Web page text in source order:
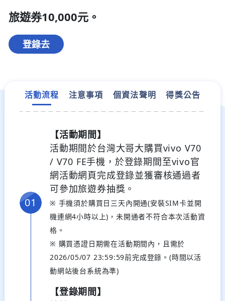
旅遊券10,000元。
登錄去
活動流程 注意事項 個資法聲明 得獎公告
【活動期間】
活動期間於台灣大哥大購買vivo V70
/ V70 FE手機，於登錄期間至vivo官
網活動網頁完成登錄並獲審核通過者
可參加旅遊券抽獎。
※ 手機須於購買日三天內開通(安裝SIM卡並開
機連網4小時以上)，未開通者不符合本次活動資
格。
※ 購買憑證日期需在活動期間內，且需於
2026/05/07 23:59:59前完成登錄。(時間以活
動網站後台系統為準)
【登錄期間】